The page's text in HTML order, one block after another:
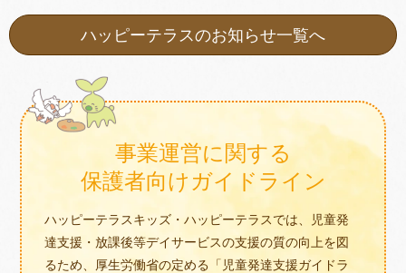
ハッピーテラスのお知らせ一覧へ
事業運営に関する
保護者向けガイドライン
ハッピーテラスキッズ・ハッピーテラスでは、児童発
達支援・放課後等デイサービスの支援の質の向上を図
るため、厚生労働省の定める「児童発達支援ガイドラ